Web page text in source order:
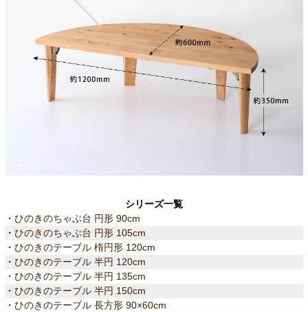
シリーズ一覧
・ ひのきのちゃぶ台 円形 90cm
・ ひのきのちゃぶ台 円形 105cm
・ ひのきのテーブル 楕円形 120cm
・ ひのきのテーブル 半円 120cm
・ ひのきのテーブル 半円 135cm
・ ひのきのテーブル 半円 150cm
・ ひのきのテーブル 長方形 90×60cm